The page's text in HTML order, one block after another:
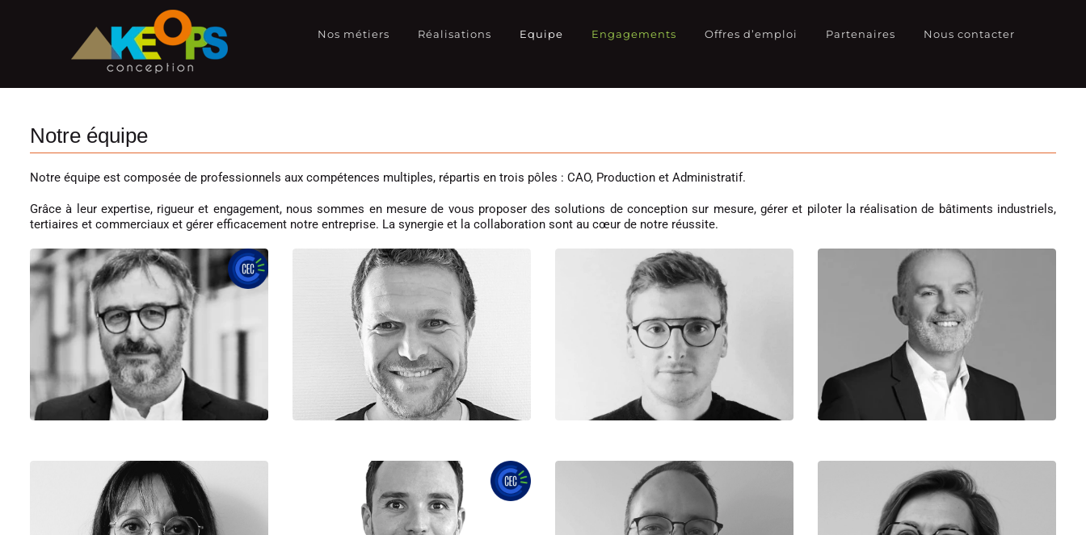
Nos métiers Réalisations Equipe Engagements Offres d’emploi Partenaires Nous contacter
Notre équipe
Notre équipe est composée de professionnels aux compétences multiples, répartis en trois pôles : CAO, Production et Administratif.
Grâce à leur expertise, rigueur et engagement, nous sommes en mesure de vous proposer des solutions de conception sur mesure, gérer et piloter la réalisation de bâtiments industriels,
tertiaires et commerciaux et gérer efficacement notre entreprise. La synergie et la collaboration sont au cœur de notre réussite.
Dominique
Gérant
Référent CEC
Equipe Dirigeante
Benjamin
Dessinateur Projeteur
Equipe CAO
Lucas
Chargé d’Affaires Principal
Equipe Production
Philippe
Responsable d’agence adjoint
Dijon
Equipe Dirigeante
Béatrice
Dessinatrice – Projeteuse
Maxime
Responsable Agence Rhône-Alpes
Jean-Baptiste Stéphanie
Assistante Administrative et de